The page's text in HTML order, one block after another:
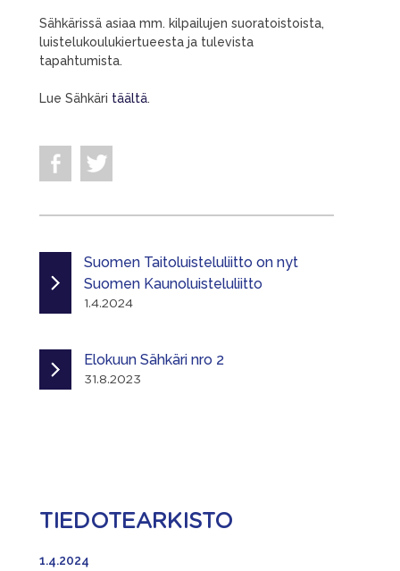
Sähkärissä asiaa mm. kilpailujen suoratoistoista,
luistelukoulukiertueesta ja tulevista
tapahtumista.
Lue Sähkäri täältä.
Suomen Taitoluisteluliitto on nyt
Suomen Kaunoluisteluliitto
1.4.2024
Elokuun Sähkäri nro 2
31.8.2023
TIEDOTEARKISTO
1.4.2024